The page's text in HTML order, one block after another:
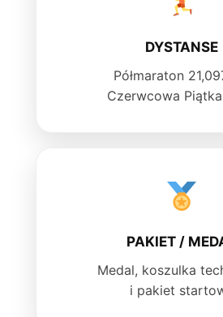
DYSTANSE
Półmaraton
Czerwcowa
PAKIET /
Medal, koszulka
i pakiet